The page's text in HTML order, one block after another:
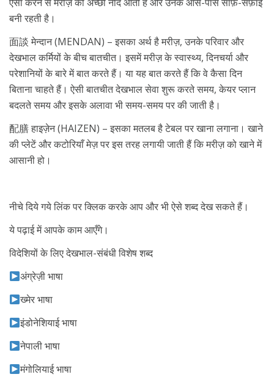
बनी रहती है।
面談 मेन्दान (MENDAN) – इसका अर्थ है मरीज़, उनके परिवार और
देखभाल कर्मियों के बीच बातचीत। इसमें मरीज़ के स्वास्थ्य, दिनचर्या और
परेशानियों के बारे में बात करते हैं। या यह बात करते हैं कि वे कैसा दिन
बिताना चाहते हैं। ऐसी बातचीत देखभाल सेवा शुरू करते समय, केयर प्लान
बदलते समय और इसके अलावा भी समय-समय पर की जाती है।
配膳 हाइज़ेन (HAIZEN) – इसका मतलब है टेबल पर खाना लगाना। खाने
की प्लेटें और कटोरियाँ मेज़ पर इस तरह लगायी जाती हैं कि मरीज़ को खाने में
आसानी हो।
नीचे दिये गये लिंक पर क्लिक करके आप और भी ऐसे शब्द देख सकते हैं।
ये पढ़ाई में आपके काम आएँगे।
विदेशियों के लिए देखभाल-संबंधी विशेष शब्द
अंग्रेज़ी भाषा
ख्मेर भाषा
इंडोनेशियाई भाषा
नेपाली भाषा
मंगोलियाई भाषा